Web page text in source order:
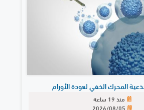
المحرك الخفي لعودة الأورام
منذ 19 ساعة